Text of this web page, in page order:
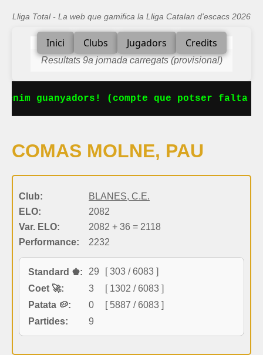
Lliga Total - La web que gamifica la Lliga Catalan d'escacs 2026
Inici Clubs Jugadors Credits
Resultats 9a jornada carregats (provisional)
guanyadors! (compte que potser falta
COMAS MOLNE, PAU
Club:
BLANES, C.E.
ELO:
2082
Var. ELO:
2082 + 36 = 2118
Performance:
2232
Standard ♚: 29
[ 303 / 6083 ]
Coet 🚀:
3
[ 1302 / 6083 ]
Patata 🥔:
0
[ 5887 / 6083 ]
Partides:
9